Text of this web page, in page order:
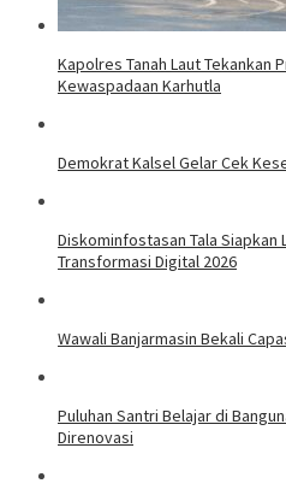
Kapolres Tanah Laut Tekankan
Kewaspadaan Karhutla
Demokrat Kalsel Gelar Cek
Diskominfostasan Tala Siapkan
Transformasi Digital 2026
Wawali Banjarmasin Bekali
Puluhan Santri Belajar di
Direnovasi